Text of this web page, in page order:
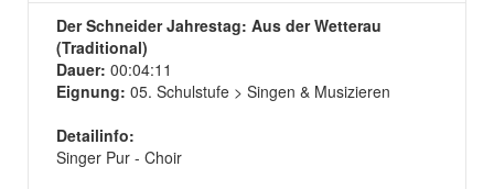
Der Schneider Jahrestag: Aus der Wetterau
(Traditional)
Dauer: 00:04:11
Eignung: 05. Schulstufe > Singen & Musizieren
Detailinfo:
Singer Pur - Choir